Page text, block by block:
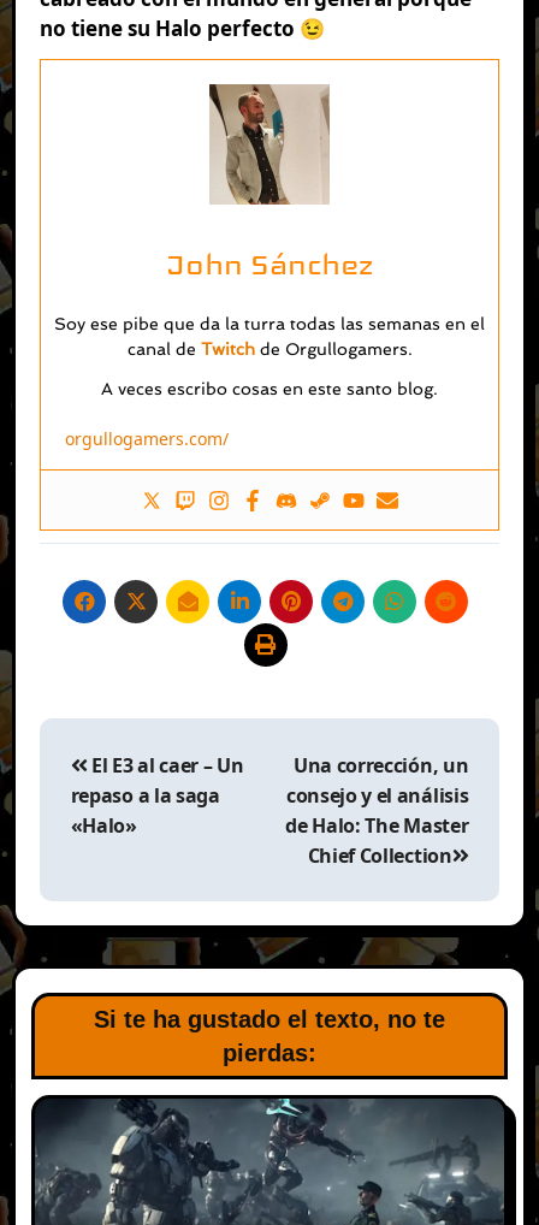
no tiene su Halo perfecto 😉
John Sánchez
Soy ese pibe que da la turra todas las semanas en el
canal de Twitchde Orgullogamers.
A veces escribo cosas en este santo blog.
orgullogamers.com/
Navegación
entradas
El E3 al caer – Un
repaso a la saga
«Halo»
Una corrección, un
consejo y el análisis
de Halo: The Master
Chief Collection
Si te ha gustado el texto, no te
pierdas: